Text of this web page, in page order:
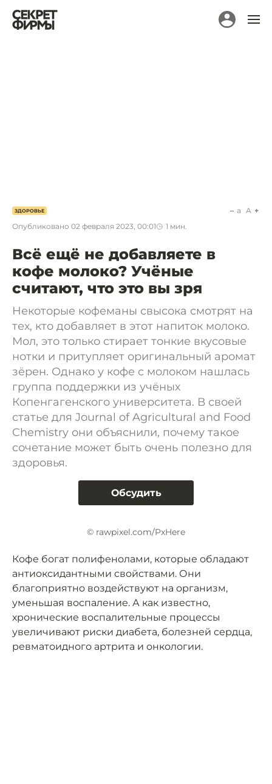
ЗДОРОВЬЕ
Опубликовано 02 февраля 2023, 00:01 1 мин.
a A
Всё ещё не добавляете в
кофе молоко? Учёные
считают, что это вы зря
Некоторые кофеманы свысока смотрят на
тех, кто добавляет в этот напиток молоко.
Мол, это только стирает тонкие вкусовые
нотки и притупляет оригинальный аромат
зёрен. Однако у кофе с молоком нашлась
группа поддержки из учёных
Копенгагенского университета. В своей
статье для Journal of Agricultural and Food
Chemistry они объяснили, почему такое
сочетание может быть очень полезно для
здоровья.
Обсудить
© rawpixel.com/PxHere
Кофе богат полифенолами, которые обладают
антиоксидантными свойствами. Они
благоприятно воздействуют на организм,
уменьшая воспаление. А как известно,
хронические воспалительные процессы
увеличивают риски диабета, болезней сердца,
ревматоидного артрита и онкологии.